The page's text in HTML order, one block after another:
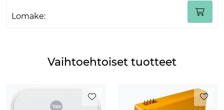
Lomake:
Vaihtoehtoiset tuotteet